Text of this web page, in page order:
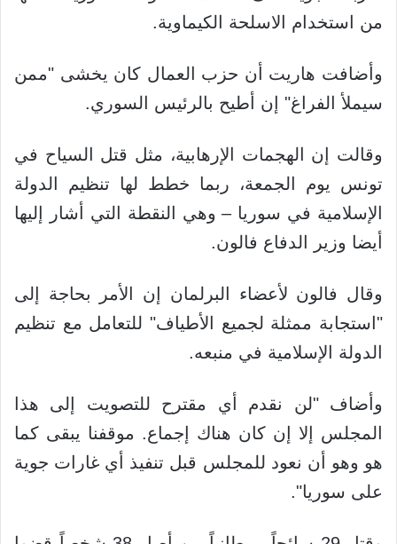
من استخدام الاسلحة الكيماوية.
وأضافت هاريت أن حزب العمال كان يخشى "ممن
سيملأ الفراغ" إن أطيح بالرئيس السوري.
وقالت إن الهجمات الإرهابية، مثل قتل السياح في
تونس يوم الجمعة، ربما خطط لها تنظيم الدولة
الإسلامية في سوريا – وهي النقطة التي أشار إليها
أيضا وزير الدفاع فالون.
وقال فالون لأعضاء البرلمان إن الأمر بحاجة إلى
"استجابة ممثلة لجميع الأطياف" للتعامل مع تنظيم
الدولة الإسلامية في منبعه.
وأضاف "لن نقدم أي مقترح للتصويت إلى هذا
المجلس إلا إن كان هناك إجماع. موقفنا يبقى كما
هو وهو أن نعود للمجلس قبل تنفيذ أي غارات جوية
على سوريا".